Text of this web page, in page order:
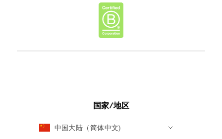
国家/地区
中国大陆（简体中文)